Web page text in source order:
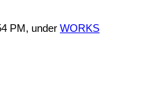
PM, under WORKS